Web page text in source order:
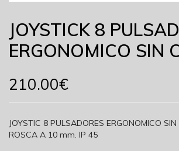
JOYSTICK 8
ERGONOMICO SIN
210.00€
JOYSTIC 8 PULSADORES ERGONOMICO
ROSCA A 10 mm. IP 45